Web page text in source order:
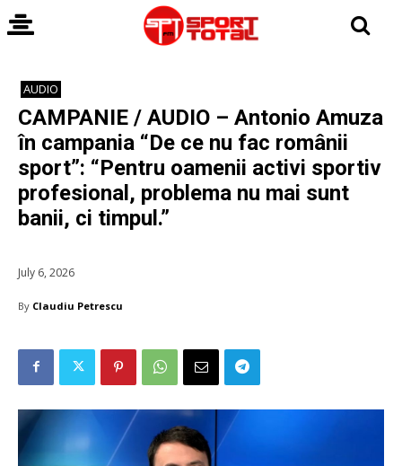
AUDIO
CAMPANIE / AUDIO – Antonio Amuza
în campania “De ce nu fac românii
sport”: “Pentru oamenii activi sportiv
profesional, problema nu mai sunt
banii, ci timpul.”
July 6, 2026
By Claudiu Petrescu